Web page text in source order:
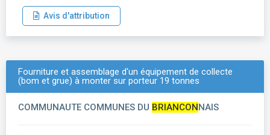
Avis d'attribution
Fourniture et assemblage d'un équipement de collecte
(bom et grue) à monter sur porteur 19 tonnes
COMMUNAUTE COMMUNES DU BRIANCONNAIS